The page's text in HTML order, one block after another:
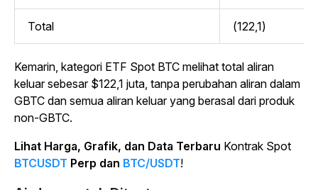
Total (122,1)
Kemarin, kategori ETF Spot BTC melihat total aliran
keluar sebesar $122,1 juta, tanpa perubahan aliran dalam
GBTC dan semua aliran keluar yang berasal dari produk
non-GBTC.
Lihat Harga, Grafik, dan Data Terbaru Kontrak Spot
BTCUSDT Perp dan BTC/USDT!